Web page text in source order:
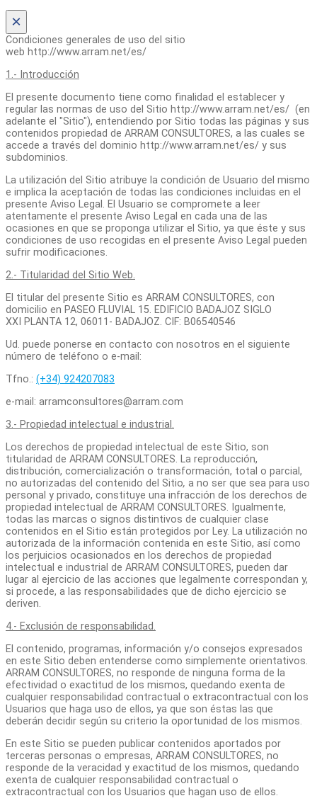
×
Condiciones generales de uso del sitio
web http://www.arram.net/es/
1.- Introducción
El presente documento tiene como finalidad el establecer y
regular las normas de uso del Sitio http://www.arram.net/es/ (en
adelante el "Sitio"), entendiendo por Sitio todas las páginas y sus
contenidos propiedad de ARRAM CONSULTORES, a las cuales se
accede a través del dominio http://www.arram.net/es/ y sus
subdominios.
La utilización del Sitio atribuye la condición de Usuario del mismo
e implica la aceptación de todas las condiciones incluidas en el
presente Aviso Legal. El Usuario se compromete a leer
atentamente el presente Aviso Legal en cada una de las
ocasiones en que se proponga utilizar el Sitio, ya que éste y sus
condiciones de uso recogidas en el presente Aviso Legal pueden
sufrir modificaciones.
2.- Titularidad del Sitio Web.
El titular del presente Sitio es ARRAM CONSULTORES, con
domicilio en PASEO FLUVIAL 15. EDIFICIO BADAJOZ SIGLO
XXI PLANTA 12, 06011- BADAJOZ. CIF: B06540546
Ud. puede ponerse en contacto con nosotros en el siguiente
número de teléfono o e-mail:
Tfno.: (+34) 924207083
e-mail: arramconsultores@arram.com
3.- Propiedad intelectual e industrial.
Los derechos de propiedad intelectual de este Sitio, son
titularidad de ARRAM CONSULTORES. La reproducción,
distribución, comercialización o transformación, total o parcial,
no autorizadas del contenido del Sitio, a no ser que sea para uso
personal y privado, constituye una infracción de los derechos de
propiedad intelectual de ARRAM CONSULTORES. Igualmente,
todas las marcas o signos distintivos de cualquier clase
contenidos en el Sitio están protegidos por Ley. La utilización no
autorizada de la información contenida en este Sitio, así como
los perjuicios ocasionados en los derechos de propiedad
intelectual e industrial de ARRAM CONSULTORES, pueden dar
lugar al ejercicio de las acciones que legalmente correspondan y,
si procede, a las responsabilidades que de dicho ejercicio se
deriven.
4.- Exclusión de responsabilidad.
El contenido, programas, información y/o consejos expresados
en este Sitio deben entenderse como simplemente orientativos.
ARRAM CONSULTORES, no responde de ninguna forma de la
efectividad o exactitud de los mismos, quedando exenta de
cualquier responsabilidad contractual o extracontractual con los
Usuarios que haga uso de ellos, ya que son éstas las que
deberán decidir según su criterio la oportunidad de los mismos.
En este Sitio se pueden publicar contenidos aportados por
terceras personas o empresas, ARRAM CONSULTORES, no
responde de la veracidad y exactitud de los mismos, quedando
exenta de cualquier responsabilidad contractual o
extracontractual con los Usuarios que hagan uso de ellos.